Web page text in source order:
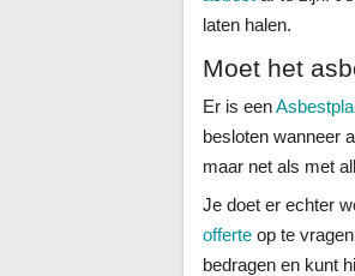
laten halen.
Moet het
Er is een
besloten wanneer
maar net als met
Je doet er echter
offerte op te
bedragen en kunt